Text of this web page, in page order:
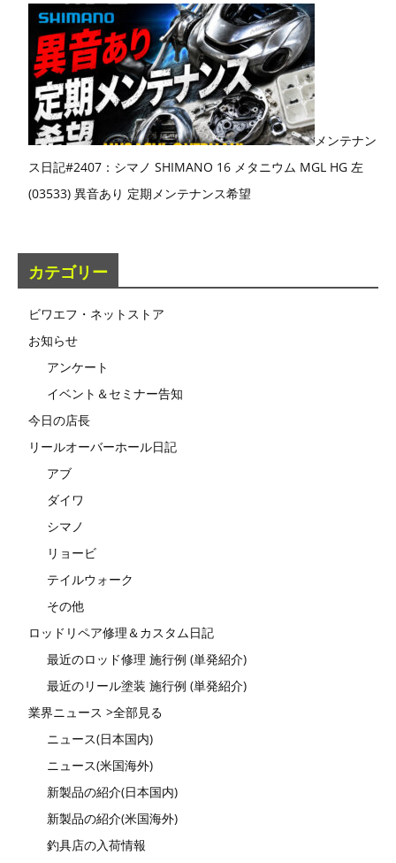
メンテナン
ス日記#2407：シマノ SHIMANO 16 メタニウム MGL HG 左
(03533) 異音あり 定期メンテナンス希望
カテゴリー
ビワエフ・ネットストア
お知らせ
アンケート
イベント＆セミナー告知
今日の店長
リールオーバーホール日記
アブ
ダイワ
シマノ
リョービ
テイルウォーク
その他
ロッドリペア修理＆カスタム日記
最近のロッド修理 施行例 (単発紹介)
最近のリール塗装 施行例 (単発紹介)
業界ニュース >全部見る
ニュース(日本国内)
ニュース(米国海外)
新製品の紹介(日本国内)
新製品の紹介(米国海外)
釣具店の入荷情報